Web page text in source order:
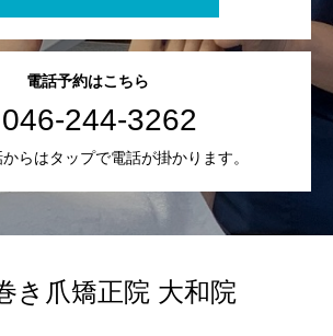
電話予約はこちら
046-244-3262
らはタップで電話が掛かります。
き爪矯正院 大和院